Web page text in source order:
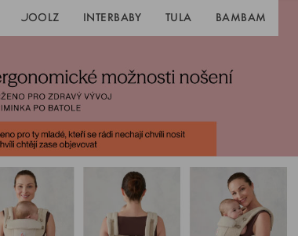
JOOLZ INTERBABY TULA BAMBAM